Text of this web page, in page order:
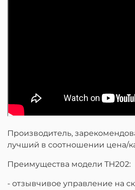
Производитель,
лучший в соотношении цена/
Преимущества модели TH202:
- отзывчивое управление на